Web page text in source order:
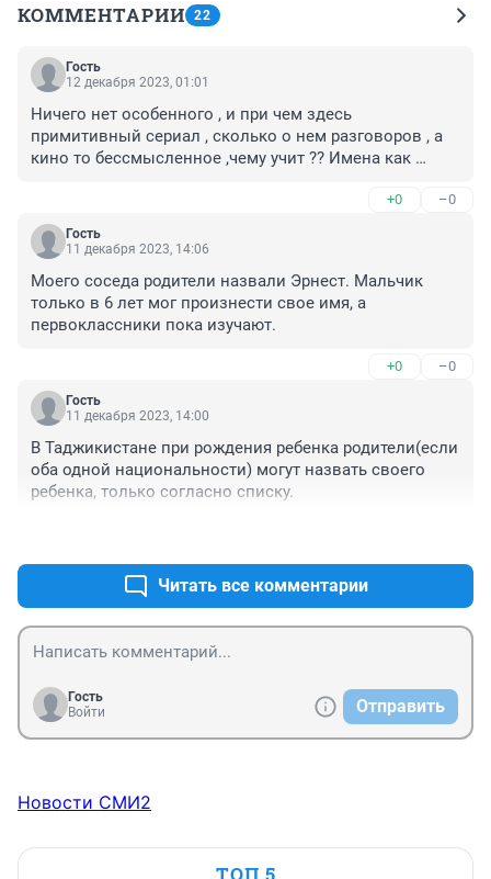
КОММЕНТАРИИ 22
Гость
12 декабря 2023, 01:01
Ничего нет особенного , и при чем здесь
примитивный сериал , сколько о нем разговоров , а
кино то бессмысленное ,чему учит ?? Имена как
отвыкли , другие из далеких стран , чудные , и т.д.
+0 –0
Гость
11 декабря 2023, 14:06
Моего соседа родители назвали Эрнест. Мальчик
только в 6 лет мог произнести свое имя, а
первоклассники пока изучают.
+0 –0
Гость
11 декабря 2023, 14:00
В Таджикистане при рождения ребенка родители(если
оба одной национальности) могут назвать своего
ребенка, только согласно списку.
Читать все комментарии
Гость
Войти
Отправить
Новости СМИ2